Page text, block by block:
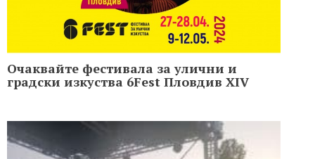
Очаквайте фестивала за улични и
градски изкуства 6Fest Пловдив XIV